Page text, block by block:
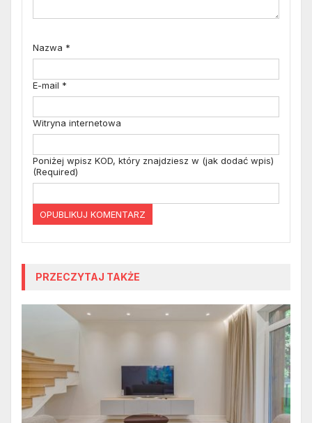
Nazwa *
E-mail *
Witryna internetowa
Poniżej wpisz KOD, który znajdziesz w (jak dodać wpis)
(Required)
PRZECZYTAJ TAKŻE